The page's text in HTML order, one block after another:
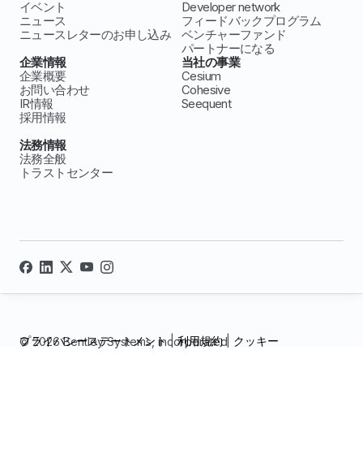
イベント
ニュース
ニュースレターのお申し込み
Developer network
フィードバックプログラム
ベンチャーファンド
パートナーになる
企業情報
企業概要
お問い合わせ
IR情報
採用情報
当社の事業
Cesium
Cohesive
Seequent
法務情報
法務全般
トラストセンター
© 2026 Bentley Systems, incorporated
プライバシーステートメント|利用規約| クッキー